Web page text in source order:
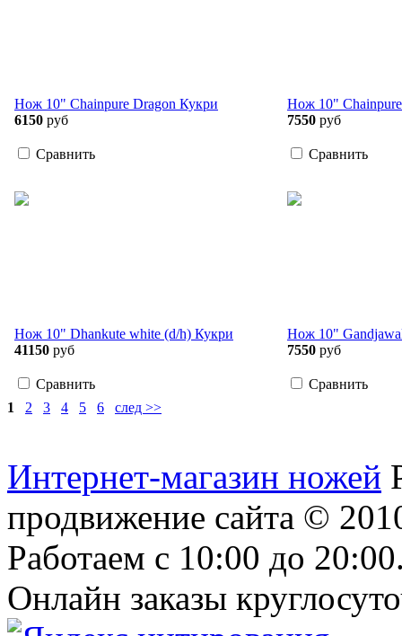
Нож 10" Chainpure Dragon Кукри
6150 руб
Сравнить
Нож 10"
7550 руб
Сравнить
Нож 10" Dhankute white (d/h) Кукри
41150 руб
Сравнить
Нож 10"
7550 руб
Сравнить
1
2 3 4 5 6 след >>
Интернет-магазин ножей
продвижение сайта ©
Работаем с 10:00 до
Онлайн заказы